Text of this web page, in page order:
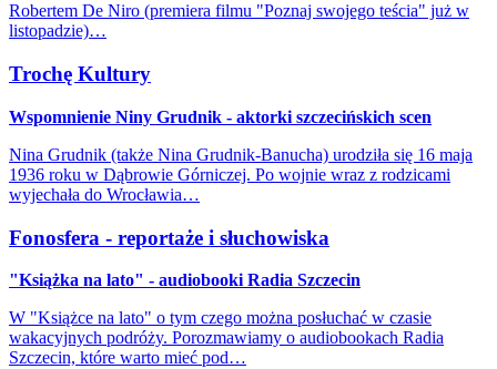
Robertem De Niro (premiera filmu "Poznaj swojego teścia" już w
listopadzie)…
Trochę Kultury
Wspomnienie Niny Grudnik - aktorki szczecińskich scen
Nina Grudnik (także Nina Grudnik-Banucha) urodziła się 16 maja
1936 roku w Dąbrowie Górniczej. Po wojnie wraz z rodzicami
wyjechała do Wrocławia…
Fonosfera - reportaże i słuchowiska
"Książka na lato" - audiobooki Radia Szczecin
W "Książce na lato" o tym czego można posłuchać w czasie
wakacyjnych podróży. Porozmawiamy o audiobookach Radia
Szczecin, które warto mieć pod…